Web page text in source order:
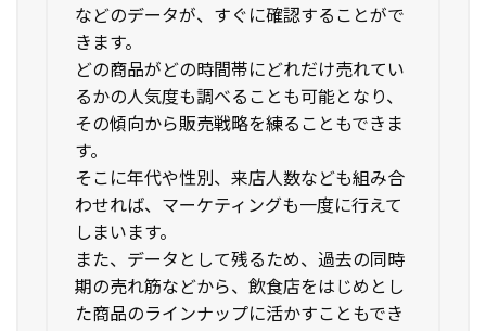
などのデータが、すぐに確認することがで
きます。
どの商品がどの時間帯にどれだけ売れてい
るかの人気度も調べることも可能となり、
その傾向から販売戦略を練ることもできま
す。
そこに年代や性別、来店人数なども組み合
わせれば、マーケティングも一度に行えて
しまいます。
また、データとして残るため、過去の同時
期の売れ筋などから、飲食店をはじめとし
た商品のラインナップに活かすこともでき